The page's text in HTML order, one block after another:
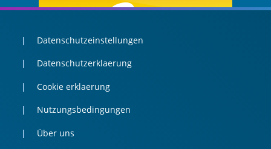
Datenschutzeinstellungen
Datenschutzerklaerung
Cookie erklaerung
Nutzungsbedingungen
Über uns